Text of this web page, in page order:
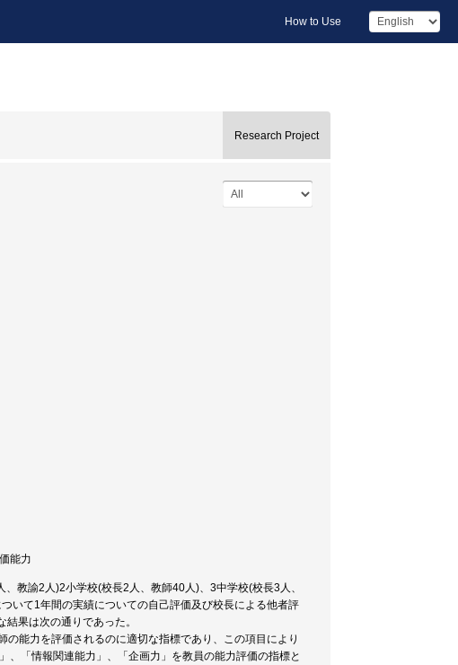
How to Use
Research Project
能力
教諭2人)2小学校(校長2人、教師40人)、3中学校(校長3人、
いて1年間の実績についての自己評価及び校長による他者評
果は次の通りであった。
能力を評価されるのに適切な指標であり、この項目により
、「情報関連能力」、「企画力」を教員の能力評価の指標と